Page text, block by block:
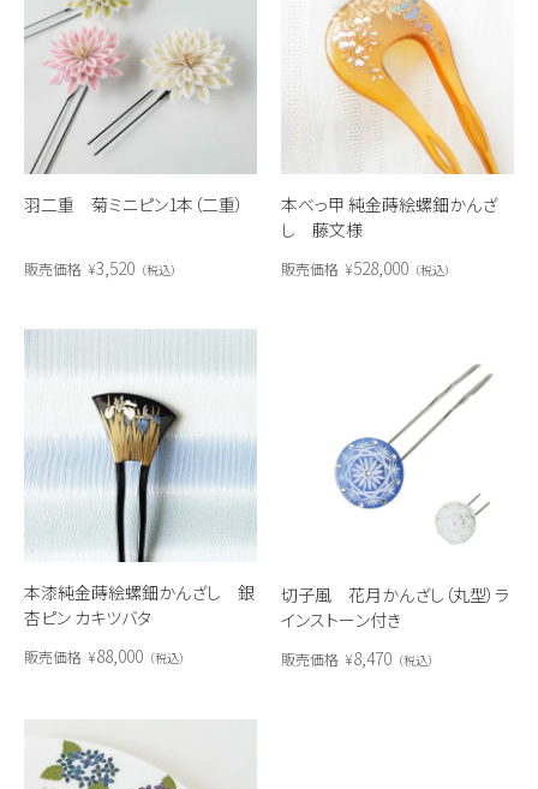
羽二重 菊ミニピン1本（二重）
販売価格 ¥3,520 税込
本べっ甲 純金蒔絵螺鈿かんざ
し 藤文様
販売価格 ¥528,000 税込
本漆純金蒔絵螺鈿かんざし 銀
杏ピン カキツバタ
販売価格 ¥88,000 税込
切子風 花月かんざし（丸型）ラ
インストーン付き
販売価格 ¥8,470 税込